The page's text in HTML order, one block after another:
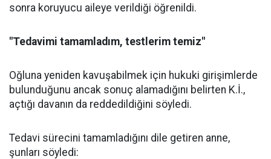
sonra koruyucu aileye verildiği öğrenildi.
"Tedavimi tamamladım, testlerim temiz"
Oğluna yeniden kavuşabilmek için hukuki girişimlerde
bulunduğunu ancak sonuç alamadığını belirten K.İ.,
açtığı davanın da reddedildiğini söyledi.
Tedavi sürecini tamamladığını dile getiren anne,
şunları söyledi: